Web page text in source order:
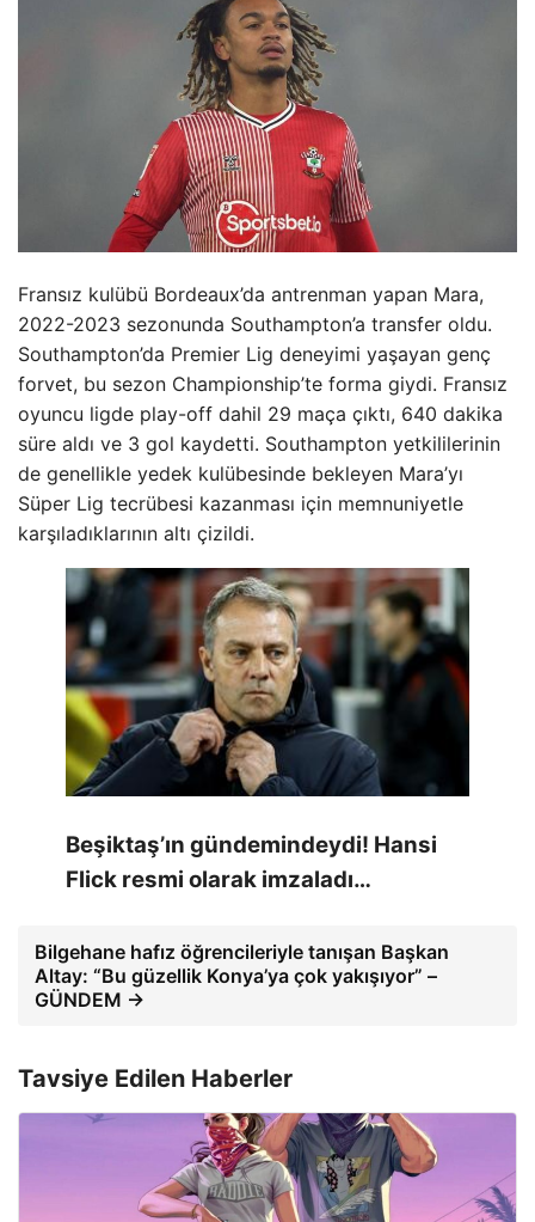
Fransız kulübü Bordeaux’da antrenman yapan Mara,
2022-2023 sezonunda Southampton’a transfer oldu.
Southampton’da Premier Lig deneyimi yaşayan genç
forvet, bu sezon Championship’te forma giydi. Fransız
oyuncu ligde play-off dahil 29 maça çıktı, 640 dakika
süre aldı ve 3 gol kaydetti. Southampton yetkililerinin
de genellikle yedek kulübesinde bekleyen Mara’yı
Süper Lig tecrübesi kazanması için memnuniyetle
karşıladıklarının altı çizildi.
Beşiktaş’ın gündemindeydi! Hansi
Flick resmi olarak imzaladı…
Bilgehane hafız öğrencileriyle tanışan Başkan
Altay: “Bu güzellik Konya’ya çok yakışıyor” –
GÜNDEM →
Tavsiye Edilen Haberler